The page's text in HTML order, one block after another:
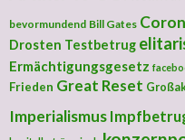
bevormundend Bill Gates
Drosten Testbetrug
Ermächtigungsgesetz
Frieden Great Reset
Imperialismus